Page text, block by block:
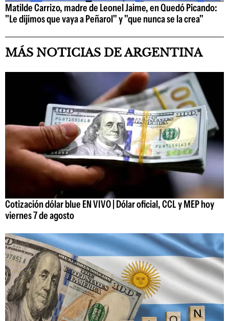
Matilde Carrizo, madre de Leonel Jaime, en Quedó Picando:
"Le dijimos que vaya a Peñarol" y "que nunca se la crea"
MÁS NOTICIAS DE ARGENTINA
Cotización dólar blue EN VIVO | Dólar oficial, CCL y MEP hoy
viernes 7 de agosto